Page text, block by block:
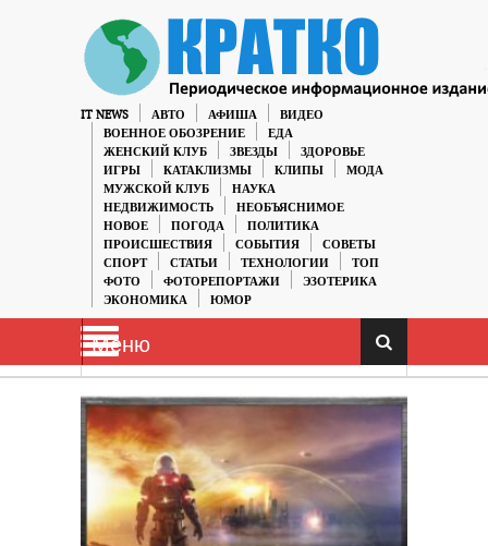
IT NEWS АВТО АФИША
ВИДЕО
ВОЕННОЕ ОБОЗРЕНИЕ
ЕДА
ЖЕНСКИЙ КЛУБ
ЗВЕЗДЫ
ЗДОРОВЬЕ
ИГРЫ
КАТАКЛИЗМЫ КЛИПЫ
МОДА
МУЖСКОЙ КЛУБ
НАУКА
НЕДВИЖИМОСТЬ
НЕОБЪЯСНИМОЕ
НОВОЕ
ПОГОДА
ПОЛИТИКА
ПРОИСШЕСТВИЯ
СОБЫТИЯ
СОВЕТЫ
СПОРТ
СТАТЬИ ТЕХНОЛОГИИ
ТОП
ФОТО
ФОТОРЕПОРТАЖИ
ЭЗОТЕРИКА
ЭКОНОМИКА
ЮМОР
Меню